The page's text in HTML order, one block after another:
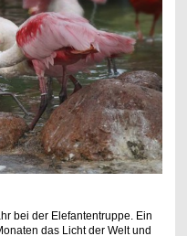
bei der Elefantentruppe. Ein
das Licht der Welt und